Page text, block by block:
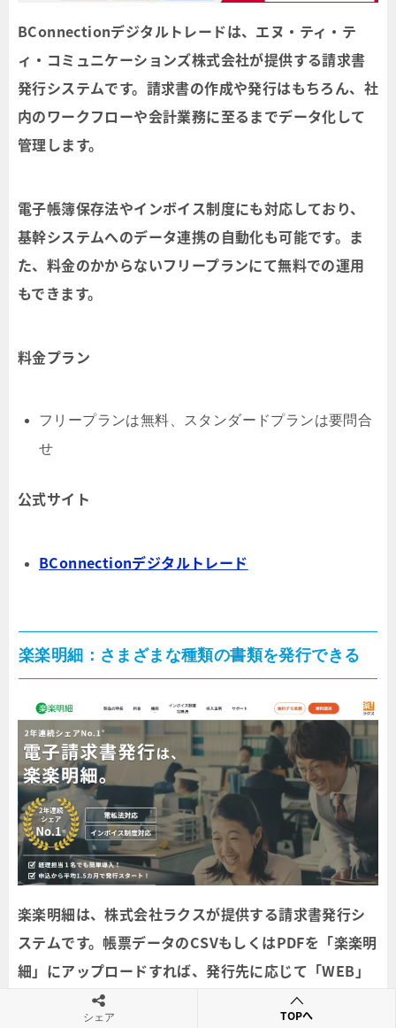
BConnectionデジタルトレードは、エヌ・ティ・テ
ィ・コミュニケーションズ株式会社が提供する請求書
発行システムです。請求書の作成や発行はもちろん、社
内のワークフローや会計業務に至るまでデータ化して
管理します。
電子帳簿保存法やインボイス制度にも対応しており、
基幹システムへのデータ連携の自動化も可能です。ま
た、料金のかからないフリープランにて無料での運用
もできます。
料金プラン
フリープランは無料、スタンダードプランは要問合
せ
公式サイト
BConnectionデジタルトレード
楽楽明細：さまざまな種類の書類を発行できる
楽楽明細は、株式会社ラクスが提供する請求書発行シ
ステムです。帳票データのCSVもしくはPDFを「楽楽明
細」にアップロードすれば、発行先に応じて「WEB」
「メール添付」「郵送」「FAX」のいずれかに自動で割
シェア TOPへ